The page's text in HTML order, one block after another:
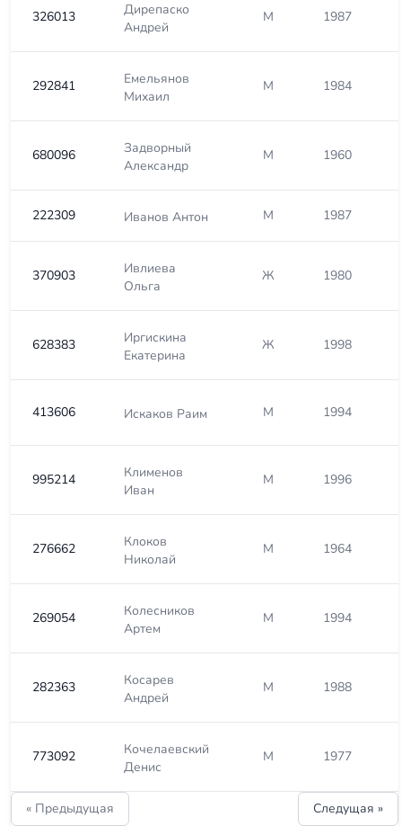
326013
Дирепаско
Андрей
М 1987
292841
Емельянов
Михаил
М 1984
680096
Задворный
Александр
М 1960
222309 Иванов Антон М 1987
370903
Ивлиева
Ольга
Ж 1980
628383
Иргискина
Екатерина
Ж 1998
413606 Искаков Раим М 1994
995214
Клименов
Иван
М 1996
276662
Клоков
Николай
М 1964
269054
Колесников
Артем
М 1994
282363
Косарев
Андрей
М 1988
773092
Кочелаевский
Денис
М 1977
« Предыдущая Следущая »